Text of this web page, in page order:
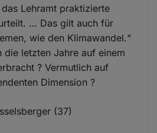
Lehramt praktizierte
… Das gilt auch für
wie den Klimawandel.“
die letzten Jahre auf einem
? Vermutlich auf
Dimension ?
(37)